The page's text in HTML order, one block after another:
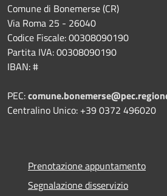
Comune di Bonemerse (CR)
Via Roma 25 - 26040
Codice Fiscale: 00308090190
Partita IVA: 00308090190
IBAN: #
PEC:
Centralino Unico: +39 0372 496020
Prenotazione appuntamento
Segnalazione disservizio